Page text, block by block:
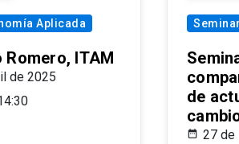
Aplicada
Romero, ITAM
de 2025
de
27 de